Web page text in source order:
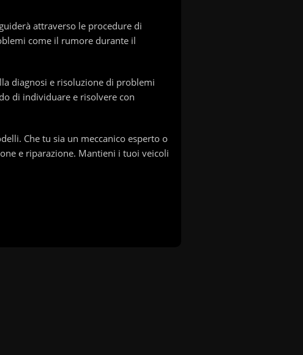
attraverso le procedure di
come il rumore durante il
diagnosi e risoluzione di problemi
di individuare e risolvere con
Che tu sia un meccanico esperto o
e riparazione. Mantieni i tuoi veicoli